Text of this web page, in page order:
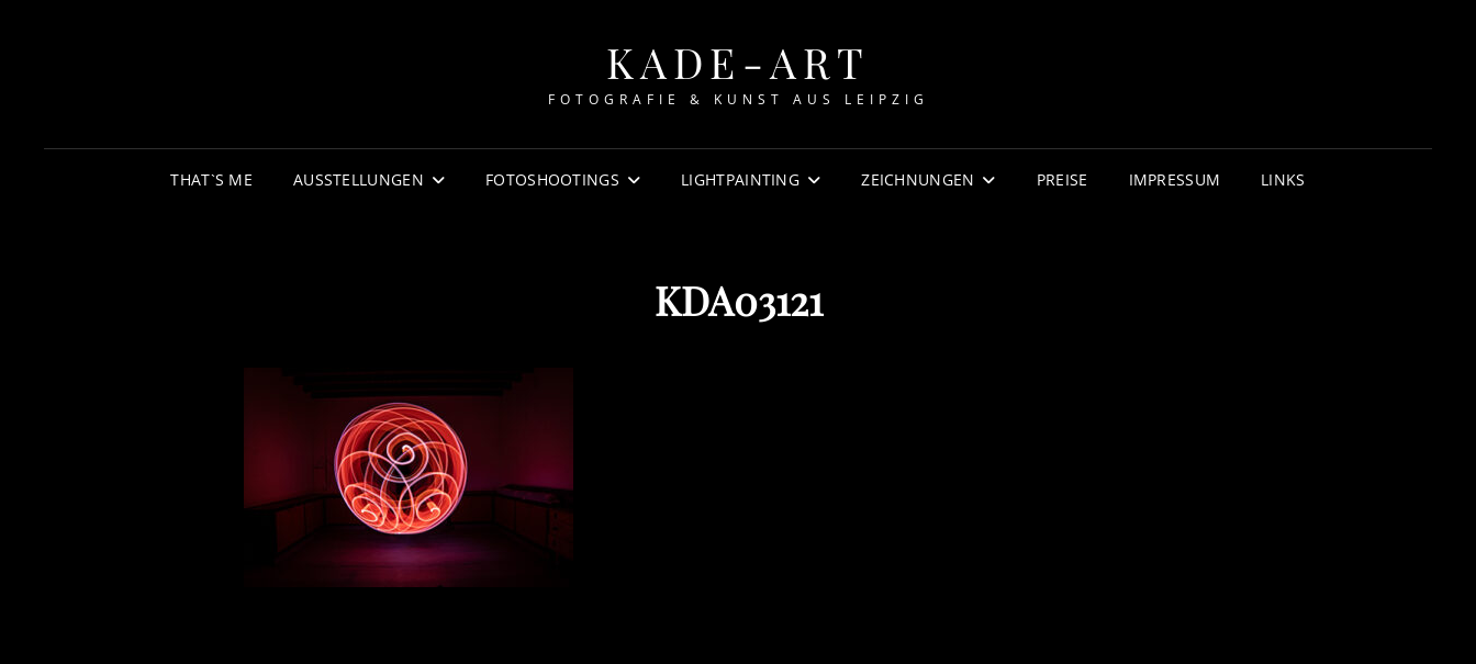
KADE-ART
FOTOGRAFIE & KUNST AUS LEIPZIG
THAT`S ME AUSSTELLUNGEN FOTOSHOOTINGS LIGHTPAINTING ZEICHNUNGEN PREISE IMPRESSUM LINKS
KDA03121